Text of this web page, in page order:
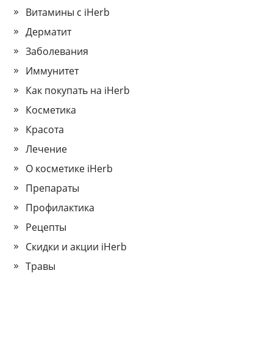
Витамины с iHerb
Дерматит
Заболевания
Иммунитет
Как покупать на iHerb
Косметика
Красота
Лечение
О косметике iHerb
Препараты
Профилактика
Рецепты
Скидки и акции iHerb
Травы